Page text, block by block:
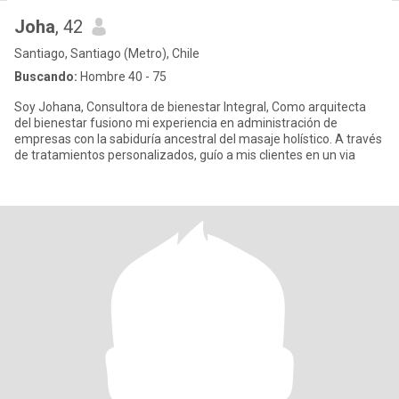
Joha, 42
Santiago, Santiago (Metro), Chile
Buscando: Hombre 40 - 75
Soy Johana, Consultora de bienestar Integral, Como arquitecta
del bienestar fusiono mi experiencia en administración de
empresas con la sabiduría ancestral del masaje holístico. A través
de tratamientos personalizados, guío a mis clientes en un via